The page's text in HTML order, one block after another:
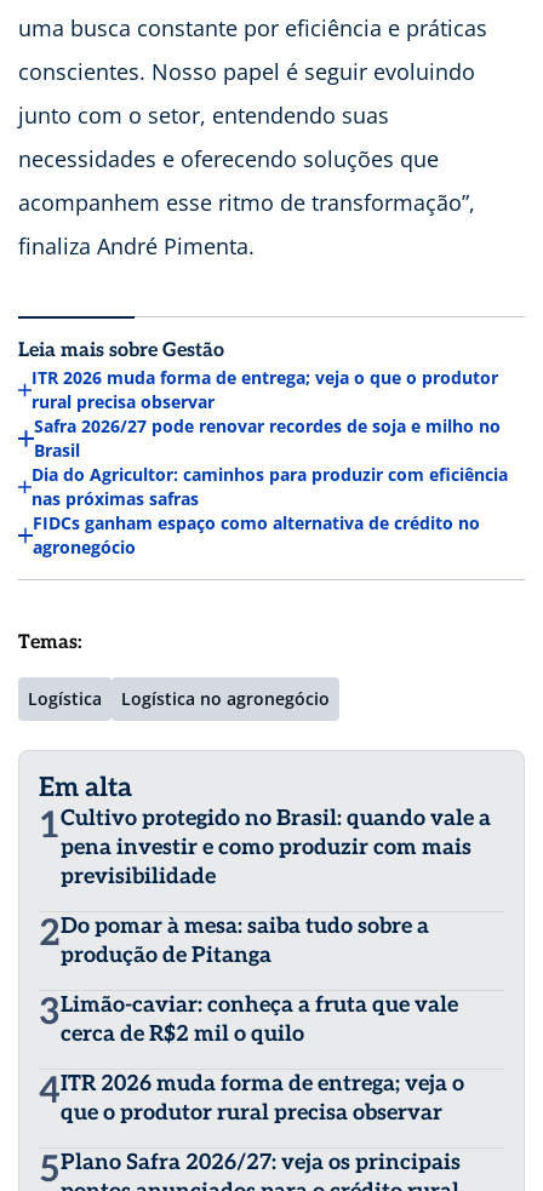
uma busca constante por eficiência e práticas
conscientes. Nosso papel é seguir evoluindo
junto com o setor, entendendo suas
necessidades e oferecendo soluções que
acompanhem esse ritmo de transformação”,
finaliza André Pimenta.
Leia mais sobre Gestão
ITR 2026 muda forma de entrega; veja o que o produtor
rural precisa observar
Safra 2026/27 pode renovar recordes de soja e milho no
Brasil
Dia do Agricultor: caminhos para produzir com eficiência
nas próximas safras
FIDCs ganham espaço como alternativa de crédito no
agronegócio
Temas:
Logística Logística no agronegócio
Em alta
1Cultivo protegido no Brasil: quando vale a
pena investir e como produzir com mais
previsibilidade
2Do pomar à mesa: saiba tudo sobre a
produção de Pitanga
3Limão-caviar: conheça a fruta que vale
cerca de R$2 mil o quilo
4ITR 2026 muda forma de entrega; veja o
que o produtor rural precisa observar
5Plano Safra 2026/27: veja os principais